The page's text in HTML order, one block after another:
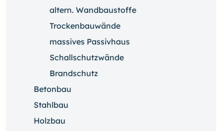
altern. Wandbaustoffe
Trockenbauwände
massives Passivhaus
Schallschutzwände
Brandschutz
Betonbau
Stahlbau
Holzbau